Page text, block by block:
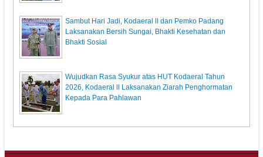
Sambut Hari Jadi, Kodaeral ll dan Pemko Padang
Laksanakan Bersih Sungai, Bhakti Kesehatan dan
Bhakti Sosial
Wujudkan Rasa Syukur atas HUT Kodaeral Tahun
2026, Kodaeral ll Laksanakan Ziarah Penghormatan
Kepada Para Pahlawan